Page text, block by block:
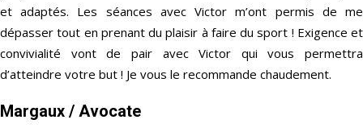
et adaptés. Les séances avec Victor m’ont permis de me
dépasser tout en prenant du plaisir à faire du sport ! Exigence et
convivialité vont de pair avec Victor qui vous permettra
d’atteindre votre but ! Je vous le recommande chaudement.
Margaux / Avocate